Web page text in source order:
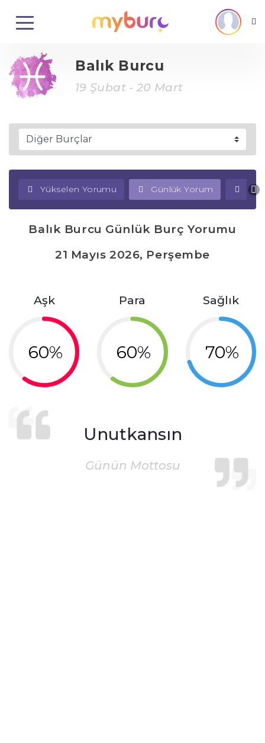
Balık Burcu
19 Şubat - 20 Mart
Yükselen Yorumu Günlük Yorum
Balık Burcu Günlük Burç Yorumu
21 Mayıs 2026, Perşembe
Aşk
60%
Para
60%
Sağlık
70%
Unutkansın
Günün Mottosu